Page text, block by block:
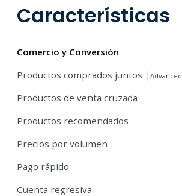
Características
Comercio y Conversión
Productos comprados juntos
Advanced
Productos de venta cruzada
Productos recomendados
Precios por volumen
Pago rápido
Cuenta regresiva